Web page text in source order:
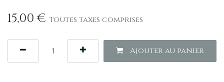
15,00€ Toutes taxes comprises
Ajouter au panier